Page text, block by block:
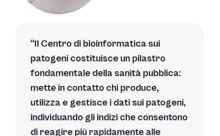
Il Centro di bioinformatica sui
patogeni costituisce un pilastro
fondamentale della sanità pubblica:
mette in contatto chi produce,
utilizza e gestisce i dati sui patogeni,
individuando gli indizi che consentono
di reagire più rapidamente alle